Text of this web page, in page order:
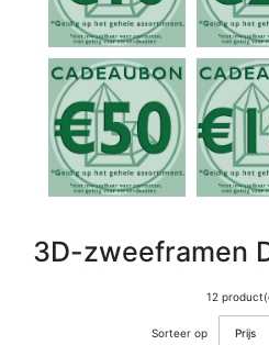
3D-zweeframen
12
Sorteer op